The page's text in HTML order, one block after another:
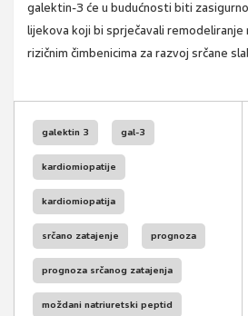
galektin-3 će u budućnosti biti zasigurno
lijekova koji bi sprječavali remodeliranje
rizičnim čimbenicima za razvoj srčane
galektin 3 gal-3
kardiomiopatije
kardiomiopatija
srčano zatajenje prognoza
prognoza srčanog zatajenja
moždani natriuretski peptid